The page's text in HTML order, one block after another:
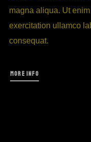
magna aliqua. Ut
exercitation ullamco
consequat.
MORE INFO